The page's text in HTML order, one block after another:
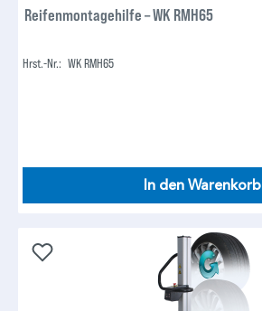
Reifenmontagehilfe – WK RMH65
Hrst.-Nr.: WK RMH65
In den Warenkorb